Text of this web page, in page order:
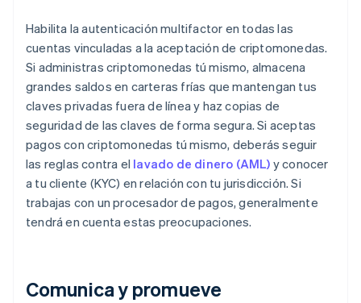
Habilita la autenticación multifactor en todas las
cuentas vinculadas a la aceptación de criptomonedas.
Si administras criptomonedas tú mismo, almacena
grandes saldos en carteras frías que mantengan tus
claves privadas fuera de línea y haz copias de
seguridad de las claves de forma segura. Si aceptas
pagos con criptomonedas tú mismo, deberás seguir
las reglas contra el lavado de dinero (AML) y conocer
a tu cliente (KYC) en relación con tu jurisdicción. Si
trabajas con un procesador de pagos, generalmente
tendrá en cuenta estas preocupaciones.
Comunica y promueve